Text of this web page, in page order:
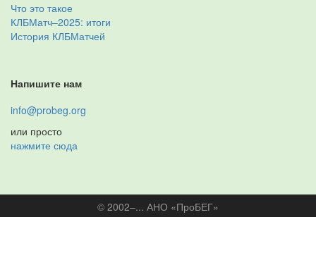
Что это такое
КЛБМатч–2025: итоги
История КЛБМатчей
Напишите нам
info@probeg.org
или просто
нажмите сюда
© 2002–... АНО «ПроБЕГ»